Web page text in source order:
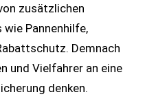
zusätzlichen
Pannenhilfe,
Demnach
und Vielfahrer an eine
denken.